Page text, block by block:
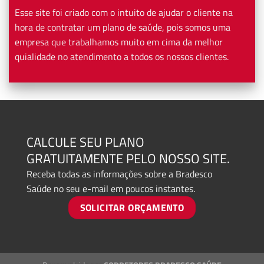
Esse site foi criado com o intuito de ajudar o cliente na
hora de contratar um plano de saúde, pois somos uma
empresa que trabalhamos muito em cima da melhor
quialidade no atendimento a todos os nossos clientes.
CALCULE SEU PLANO
GRATUITAMENTE PELO NOSSO SITE.
Receba todas as informações sobre a Bradesco
Saúde no seu e-mail em poucos instantes.
SOLICITAR ORÇAMENTO